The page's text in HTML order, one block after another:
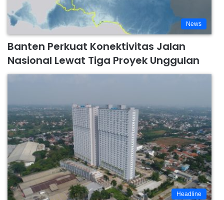
News
Banten Perkuat Konektivitas Jalan
Nasional Lewat Tiga Proyek Unggulan
Headline